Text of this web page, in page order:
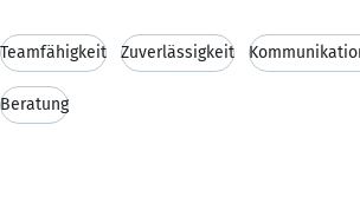
Teamfähigkeit Zuverlässigkeit
Beratung